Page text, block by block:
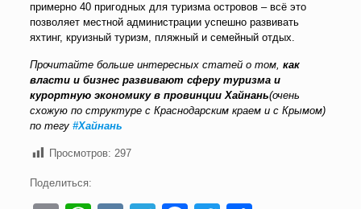
примерно 40 пригодных для туризма островов –всё это
позволяет местной администрации успешно развивать
яхтинг, круизный туризм, пляжный и семейный отдых.
Прочитайте больше интересных статей о том, как
власти и бизнес развивают сферу туризма и
курортную экономику в провинции Хайнань(очень
схожую по структуре с Краснодарским краем и с Крымом)
по тегу #Хайнань
Просмотров: 297
Поделиться: